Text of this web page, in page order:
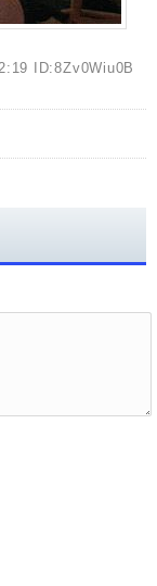
ID:8Zv0Wiu0B